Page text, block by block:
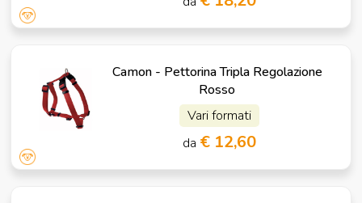
Camon - Pettorina Tripla Regolazione
Rosso
Vari formati
da € 12,60